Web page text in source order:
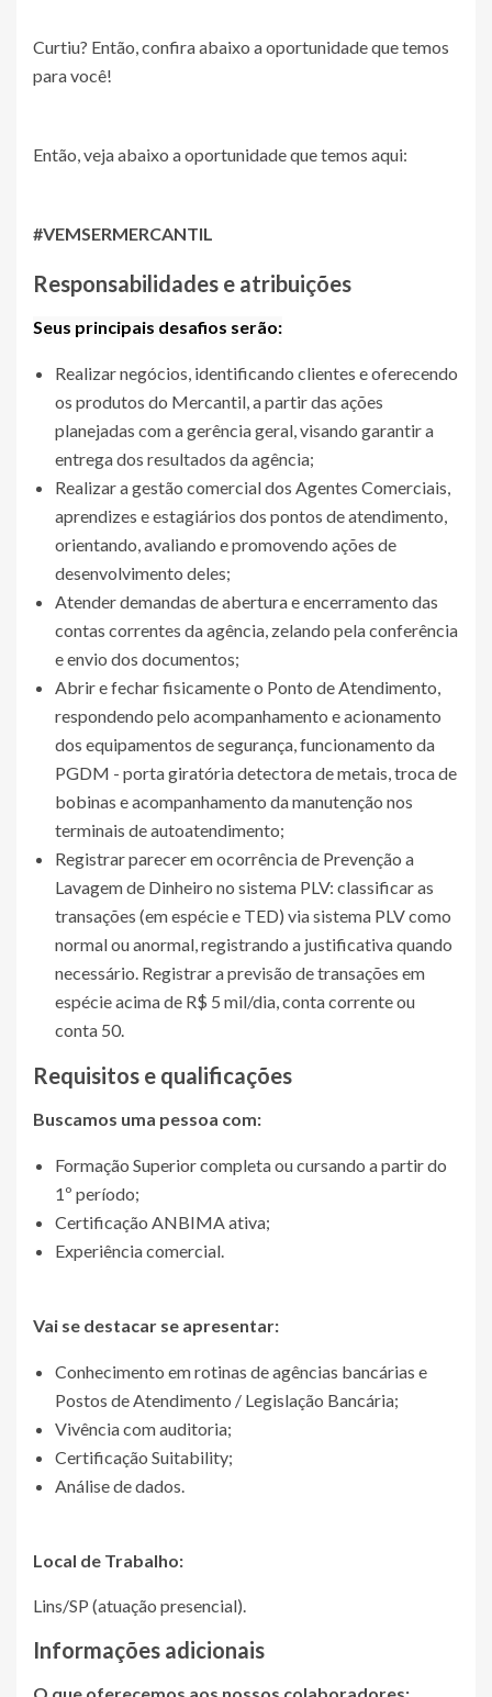
Curtiu? Então, confira abaixo a oportunidade que temos
para você!
Então, veja abaixo a oportunidade que temos aqui:
#VEMSERMERCANTIL
Responsabilidades e atribuições
Seus principais desafios serão:
Realizar negócios, identificando clientes e oferecendo
os produtos do Mercantil, a partir das ações
planejadas com a gerência geral, visando garantir a
entrega dos resultados da agência;
Realizar a gestão comercial dos Agentes Comerciais,
aprendizes e estagiários dos pontos de atendimento,
orientando, avaliando e promovendo ações de
desenvolvimento deles;
Atender demandas de abertura e encerramento das
contas correntes da agência, zelando pela conferência
e envio dos documentos;
Abrir e fechar fisicamente o Ponto de Atendimento,
respondendo pelo acompanhamento e acionamento
dos equipamentos de segurança, funcionamento da
PGDM - porta giratória detectora de metais, troca de
bobinas e acompanhamento da manutenção nos
terminais de autoatendimento;
Registrar parecer em ocorrência de Prevenção a
Lavagem de Dinheiro no sistema PLV: classificar as
transações (em espécie e TED) via sistema PLV como
normal ou anormal, registrando a justificativa quando
necessário. Registrar a previsão de transações em
espécie acima de R$ 5 mil/dia, conta corrente ou
conta 50.
Requisitos e qualificações
Buscamos uma pessoa com:
Formação Superior completa ou cursando a partir do
1º período;
Certificação ANBIMA ativa;
Experiência comercial.
Vai se destacar se apresentar:
Conhecimento em rotinas de agências bancárias e
Postos de Atendimento / Legislação Bancária;
Vivência com auditoria;
Certificação Suitability;
Análise de dados.
Local de Trabalho:
Lins/SP (atuação presencial).
Informações adicionais